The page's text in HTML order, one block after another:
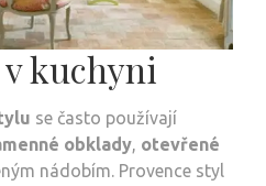
kuchyni
se často používají
obklady, otevřené
nádobím. Provence styl